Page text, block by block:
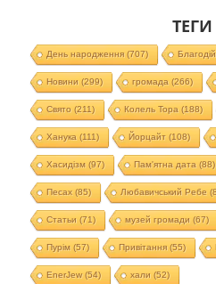
ТЕГИ
День народження(707)
Новини (299) громада (266)
Свято (211) Колель Тора (188)
Ханука (111) Йорцайт (108)
Хасидізм (97) Пам'ятна дата (88)
Песах(85) Любавичський Ребе
Статьи (71) музей громади (67)
Пурім (57) Привітання(55)
EnerJew(54) хали (52)